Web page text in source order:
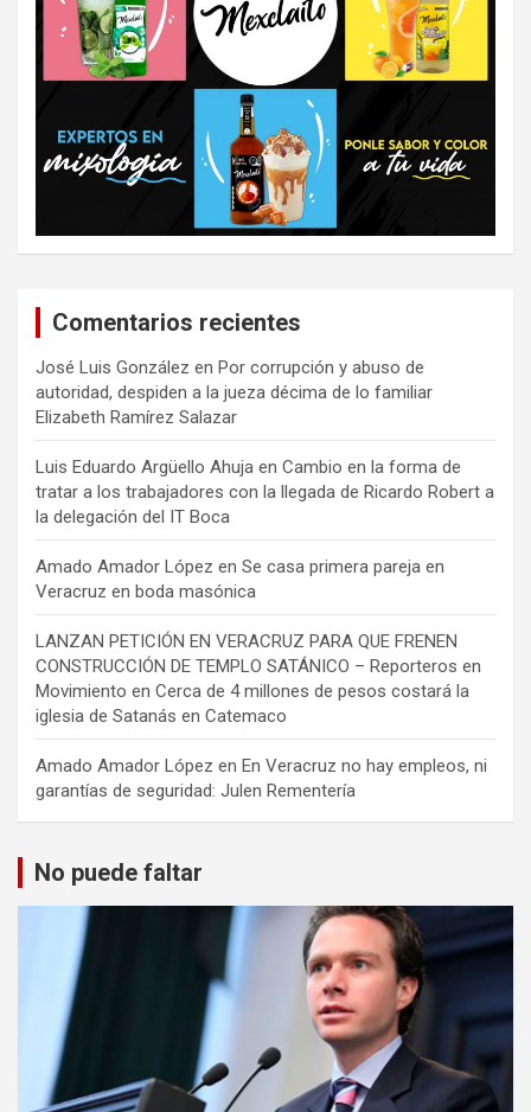
Comentarios recientes
José Luis González en Por corrupción y abuso de
autoridad, despiden a la jueza décima de lo familiar
Elizabeth Ramírez Salazar
Luis Eduardo Argüello Ahuja en Cambio en la forma de
tratar a los trabajadores con la llegada de Ricardo Robert a
la delegación del IT Boca
Amado Amador López en Se casa primera pareja en
Veracruz en boda masónica
LANZAN PETICIÓN EN VERACRUZ PARA QUE FRENEN
CONSTRUCCIÓN DE TEMPLO SATÁNICO – Reporteros en
Movimiento en Cerca de 4 millones de pesos costará la
iglesia de Satanás en Catemaco
Amado Amador López en En Veracruz no hay empleos, ni
garantías de seguridad: Julen Rementería
No puede faltar